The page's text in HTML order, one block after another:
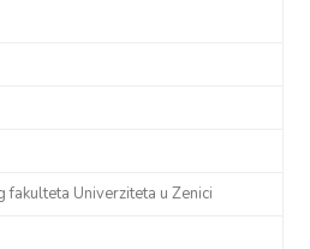
Univerziteta u Zenici